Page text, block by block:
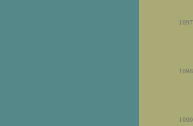
1097
1098
1099